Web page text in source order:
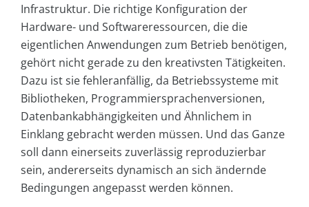
Infrastruktur. Die richtige Konfiguration der
Hardware- und Softwareressourcen, die die
eigentlichen Anwendungen zum Betrieb benötigen,
gehört nicht gerade zu den kreativsten Tätigkeiten.
Dazu ist sie fehleranfällig, da Betriebssysteme mit
Bibliotheken, Programmiersprachenversionen,
Datenbankabhängigkeiten und Ähnlichem in
Einklang gebracht werden müssen. Und das Ganze
soll dann einerseits zuverlässig reproduzierbar
sein, andererseits dynamisch an sich ändernde
Bedingungen angepasst werden können.